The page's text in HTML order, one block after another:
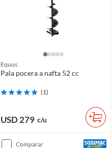
Equus
Pala pocera a nafta 52 cc
(1)
USD 279 c/u
comparar